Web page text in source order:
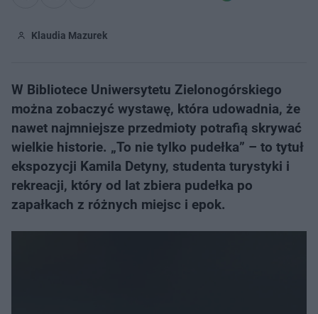
Klaudia Mazurek
W Bibliotece Uniwersytetu Zielonogórskiego
można zobaczyć wystawę, która udowadnia, że
nawet najmniejsze przedmioty potrafią skrywać
wielkie historie. „To nie tylko pudełka” – to tytuł
ekspozycji Kamila Detyny, studenta turystyki i
rekreacji, który od lat zbiera pudełka po
zapałkach z różnych miejsc i epok.